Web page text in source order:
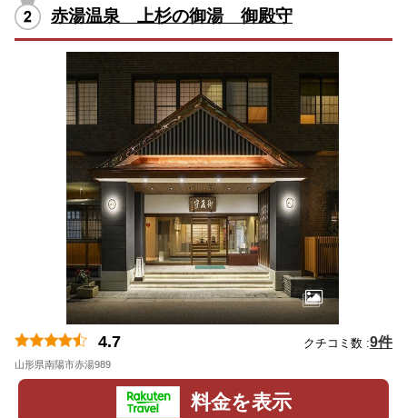
赤湯温泉 上杉の御湯 御殿守
4.7 クチコミ数 :9件
山形県南陽市赤湯989
料金を表示